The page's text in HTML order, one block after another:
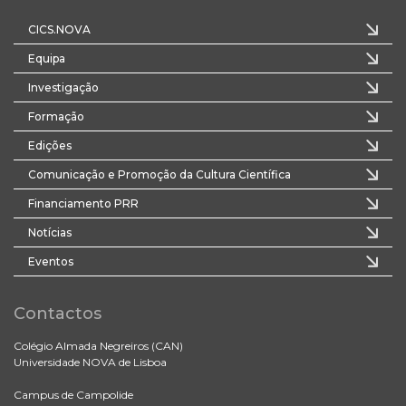
CICS.NOVA
Equipa
Investigação
Formação
Edições
Comunicação e Promoção da Cultura Científica
Financiamento PRR
Notícias
Eventos
Contactos
Colégio Almada Negreiros (CAN)
Universidade NOVA de Lisboa
Campus de Campolide